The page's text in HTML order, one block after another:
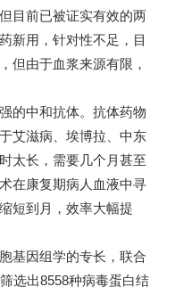
前已被证实有效的两
新用，针对性不足，目
但由于血浆来源有限，
中和抗体。抗体药物
艾滋病、埃博拉、中东
太长，需要几个月甚至
在康复期病人血液中寻
短到月，效率大幅提
因组学的专长，联合
选出8558种病毒蛋白结